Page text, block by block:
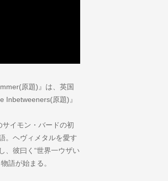
原題)』は、英国
Inbetweeners(原題)』
イモン・バードの初
。ヘヴィメタルを愛す
、彼曰く“世界一ウザい
語が始まる。